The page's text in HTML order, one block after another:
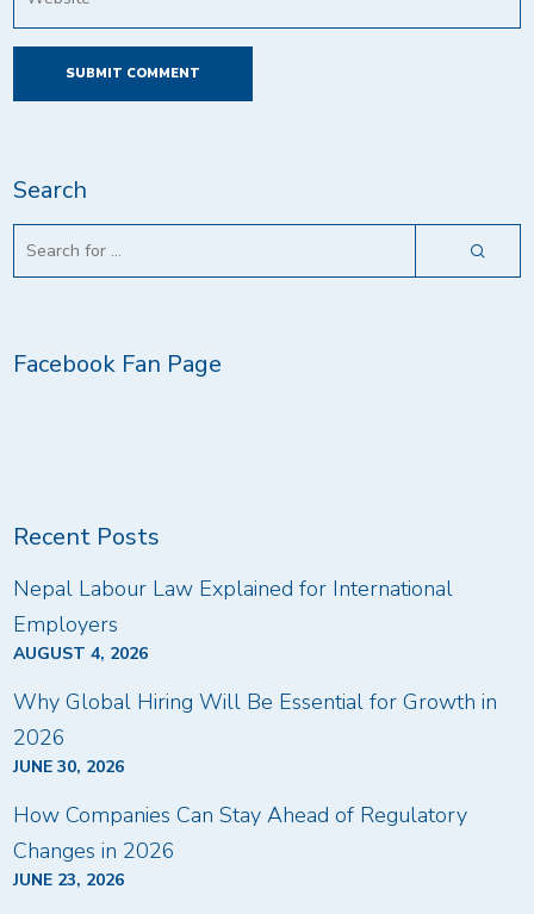
Search
Facebook Fan Page
Recent Posts
Nepal Labour Law Explained for International
Employers
AUGUST 4, 2026
Why Global Hiring Will Be Essential for Growth in
2026
JUNE 30, 2026
How Companies Can Stay Ahead of Regulatory
Changes in 2026
JUNE 23, 2026